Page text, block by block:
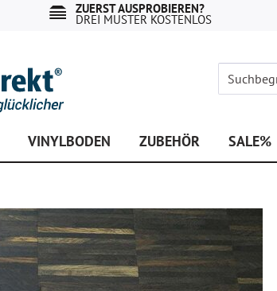
ZUERST AUSPROBIEREN?
DREI MUSTER KOSTENLOS
VINYLBODEN ZUBEHÖR SALE%